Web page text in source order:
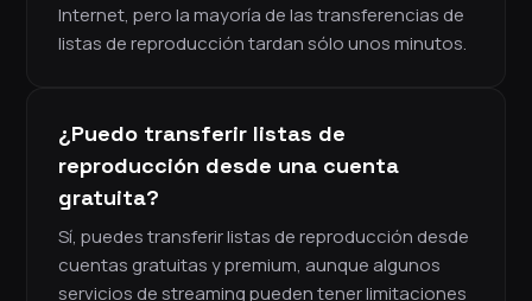
Internet, pero la mayoría de las transferencias de
listas de reproducción tardan sólo unos minutos.
¿Puedo transferir listas de
reproducción desde una cuenta
gratuita?
Sí, puedes transferir listas de reproducción desde
cuentas gratuitas y premium, aunque algunos
servicios de streaming pueden tener limitaciones